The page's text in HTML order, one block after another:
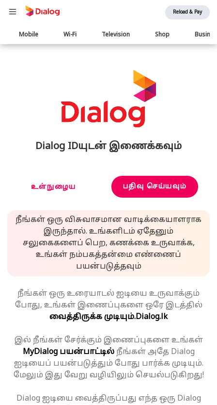
Reload & Pay
Main
navigation
Mobile Wi-Fi Television Shop
Dialog IDயுடன் இணைக்கவும்
உள்நுழைய பதிவு செய்யவும்
நீங்கள் ஒரு விசுவாசமான வாடிக்கையாளராக
இருந்தால். உங்களிடம் ஏதேனும்
சலுகைகளைப் பெற, கணக்கை உருவாக்க,
உங்கள் நம்பகத்தன்மை எண்ணைப்
பயன்படுத்தவும்
நீங்கள் ஒரு உரையாடல் ஐடியை உருவாக்கும்
போது, உங்கள் இணைப்புகளை ஒரே இடத்தில்
வைத்திருக்க முடியும்.Dialog.lk
இல் நீங்கள் சேர்க்கும் இணைப்புகளை உங்கள்
MyDialog பயன்பாட்டில்நீங்கள் அதே Dialog
ஐடியைப் பயன்படுத்தும் போது பார்க்க முடியும்.
மேலும் இது வேறு வழியிலும் செயல்படுகிறது!
Dialog ஐடியை வைத்திருப்பது எந்த ஒரு Dialog